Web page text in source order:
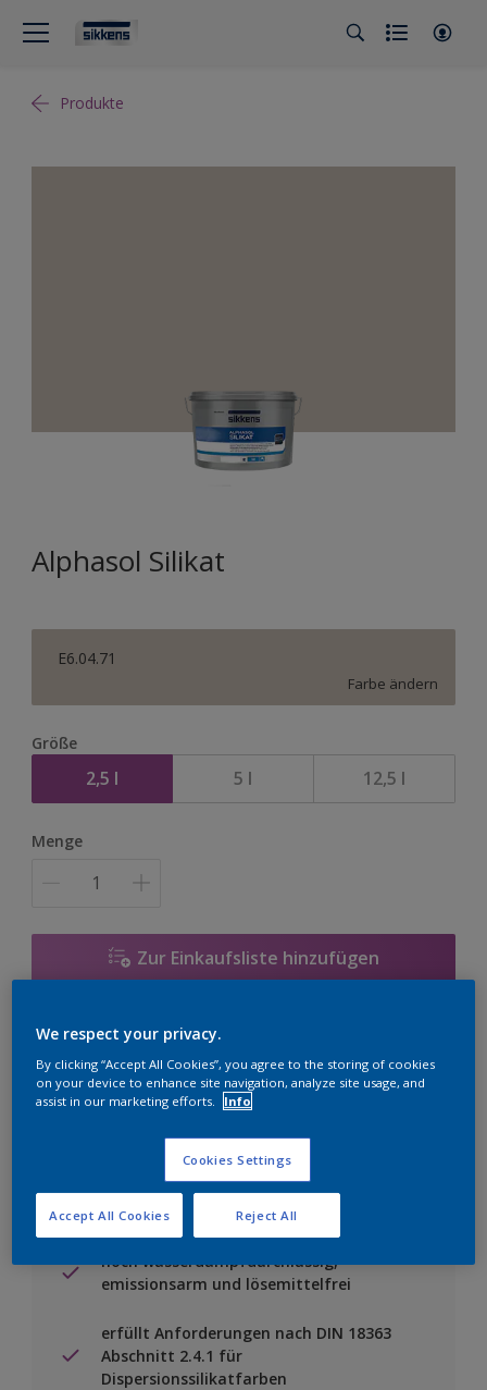
Produkte
Alphasol Silikat
E6.04.71
Farbe ändern
Größe
2,5 l 5 l 12,5 l
Menge
Zur Einkaufsliste hinzufügen
Zu Projekt hinzufügen
Besondere Merkmale
hoch wasserdampfdurchlässig,
emissionsarm und lösemittelfrei
erfüllt Anforderungen nach DIN 18363
Abschnitt 2.4.1 für
Dispersionssilikatfarben
We respect your privacy.
By clicking “Accept All Cookies”, you agree to the storing of cookies
on your device to enhance site navigation, analyze site usage, and
assist in our marketing efforts.
Info
Cookies Settings
Reject All
Accept All Cookies